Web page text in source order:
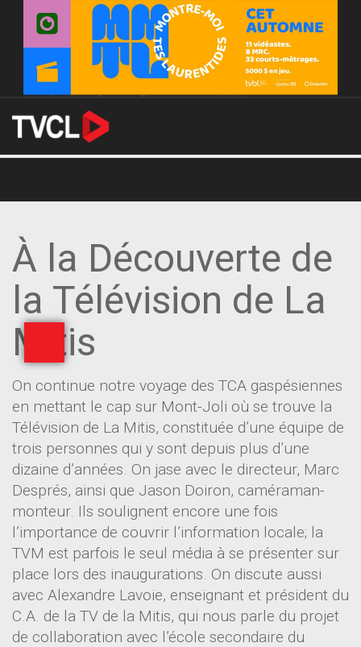
À la Découverte de
la Télévision de La
Mitis
On continue notre voyage des TCA gaspésiennes
en mettant le cap sur Mont-Joli où se trouve la
Télévision de La Mitis, constituée d’une équipe de
trois personnes qui y sont depuis plus d’une
dizaine d’années. On jase avec le directeur, Marc
Després, ainsi que Jason Doiron, caméraman-
monteur. Ils soulignent encore une fois
l’importance de couvrir l’information locale; la
TVM est parfois le seul média à se présenter sur
place lors des inaugurations. On discute aussi
avec Alexandre Lavoie, enseignant et président du
C.A. de la TV de la Mitis, qui nous parle du projet
de collaboration avec l’école secondaire du